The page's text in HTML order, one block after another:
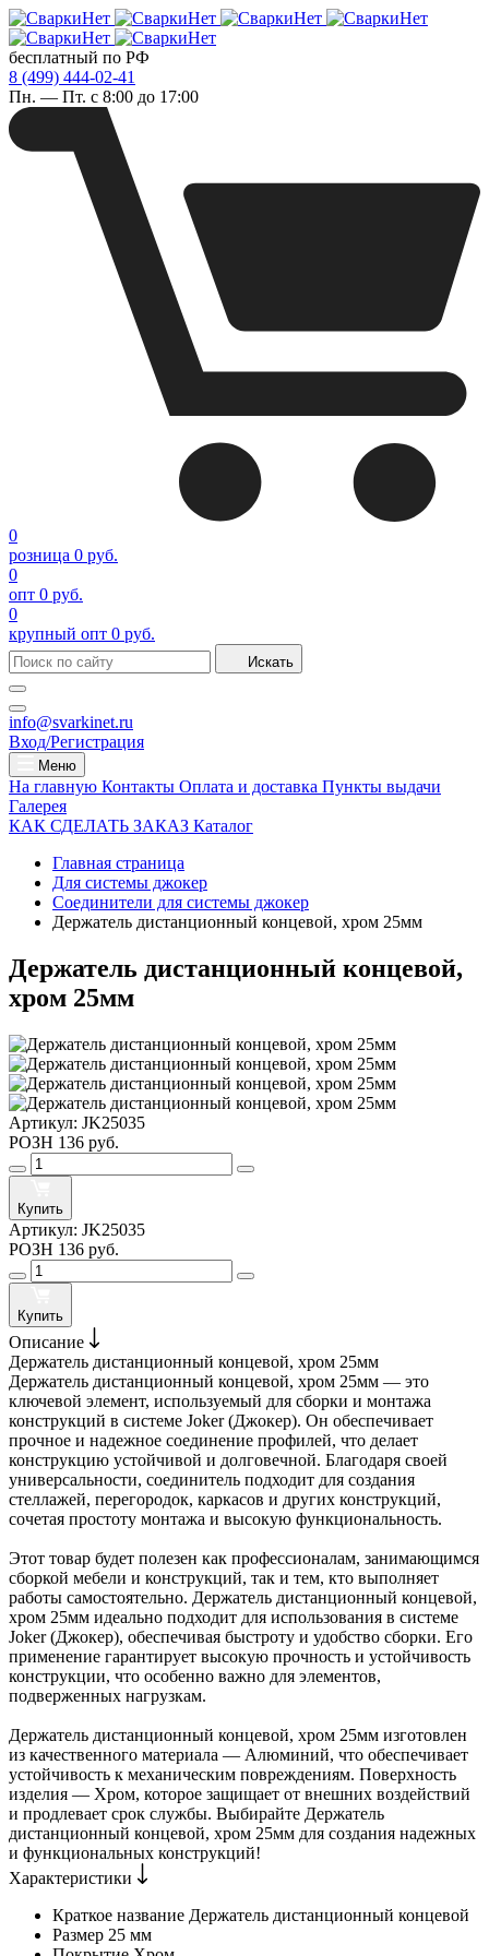
бесплатный по РФ
8 (499) 444-02-41
Пн. — Пт. с 8:00 до 17:00
0
розница 0 руб.
0
опт 0 руб.
0
крупный опт 0 руб.
Искать
info@svarkinet.ru
Вход/Регистрация
Меню
На главную Контакты Оплата и доставка Пункты выдачи
Галерея
КАК СДЕЛАТЬ ЗАКАЗ Каталог
Главная страница
Для системы джокер
Соединители для системы джокер
Держатель дистанционный концевой, хром 25мм
Держатель дистанционный концевой,
хром 25мм
Артикул: JK25035
РОЗН 136 руб.
Купить
Артикул: JK25035
РОЗН 136 руб.
Купить
Описание
Держатель дистанционный концевой, хром 25мм
Держатель дистанционный концевой, хром 25мм — это
ключевой элемент, используемый для сборки и монтажа
конструкций в системе Joker (Джокер). Он обеспечивает
прочное и надежное соединение профилей, что делает
конструкцию устойчивой и долговечной. Благодаря своей
универсальности, соединитель подходит для создания
стеллажей, перегородок, каркасов и других конструкций,
сочетая простоту монтажа и высокую функциональность.
Этот товар будет полезен как профессионалам, занимающимся
сборкой мебели и конструкций, так и тем, кто выполняет
работы самостоятельно. Держатель дистанционный концевой,
хром 25мм идеально подходит для использования в системе
Joker (Джокер), обеспечивая быстроту и удобство сборки. Его
применение гарантирует высокую прочность и устойчивость
конструкции, что особенно важно для элементов,
подверженных нагрузкам.
Держатель дистанционный концевой, хром 25мм изготовлен
из качественного материала — Алюминий, что обеспечивает
устойчивость к механическим повреждениям. Поверхность
изделия — Хром, которое защищает от внешних воздействий
и продлевает срок службы. Выбирайте Держатель
дистанционный концевой, хром 25мм для создания надежных
и функциональных конструкций!
Характеристики
Краткое название Держатель дистанционный концевой
Размер 25 мм